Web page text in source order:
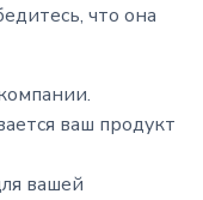
что она
ваш продукт
вашей